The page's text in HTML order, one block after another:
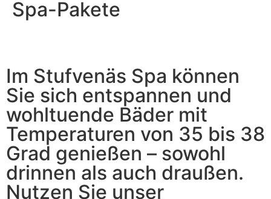
Spa-Pakete
Im Stufvenäs Spa können
Sie sich entspannen und
wohltuende Bäder mit
Temperaturen von 35 bis 38
Grad genießen – sowohl
drinnen als auch draußen.
Nutzen Sie unser